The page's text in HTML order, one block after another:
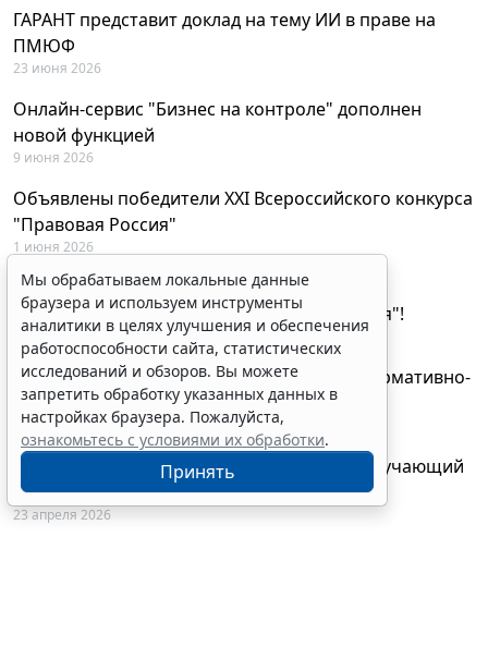
ГАРАНТ представит доклад на тему ИИ в праве на
ПМЮФ
23 июня 2026
Онлайн-сервис "Бизнес на контроле" дополнен
новой функцией
9 июня 2026
Объявлены победители XXI Всероссийского конкурса
"Правовая Россия"
1 июня 2026
29 мая будут объявлены лауреаты XXI
Всероссийского конкурса "Правовая Россия"!
27 мая 2026
AI-ассистент Искра теперь анализирует нормативно-
техническую документацию
28 апреля 2026
"ГАРАНТ Электронный экспресс" провел обучающий
вебинар по работе с AI-ассистентом Искра
23 апреля 2026
Мы обрабатываем локальные данные
браузера и используем инструменты
аналитики в целях улучшения и обеспечения
работоспособности сайта, статистических
исследований и обзоров. Вы можете
запретить обработку указанных данных в
настройках браузера. Пожалуйста,
ознакомьтесь с условиями их обработки.
Принять